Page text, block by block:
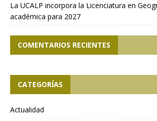
La UCALP incorpora la Licenciatura en
académica para 2027
COMENTARIOS RECIENTES
CATEGORÍAS
Actualidad